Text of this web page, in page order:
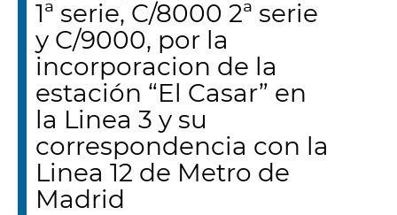
1ª serie, C/8000 2ª serie
y C/9000, por la
incorporacion de la
estación “El Casar” en
la Linea 3 y su
correspondencia con la
Linea 12 de Metro de
Madrid